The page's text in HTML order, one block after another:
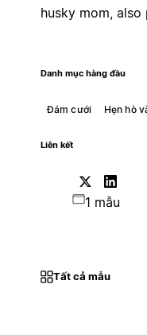
husky mom,
Danh mục hàng đầu
Đám cưới Hẹn hò
Liên kết
1 mẫu
Tất cả mẫu